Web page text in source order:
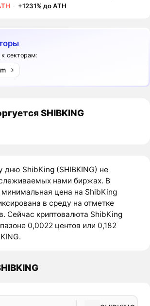
· +1231% до ATH
к секторам:
SHIBKING
дню ShibKing (SHIBKING) не
нами биржах. В
минимальная цена на ShibKing
в среду на отметке
Сейчас криптовалюта ShibKing
0,0022 центов или 0,182